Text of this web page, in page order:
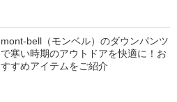
mont-bell（モンベル）のダウンパンツ
で寒い時期のアウトドアを快適に！お
すすめアイテムをご紹介